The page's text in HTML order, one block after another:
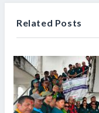
Related Posts